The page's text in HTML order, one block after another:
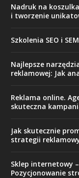
Nadruk na
i tworzenie
Szkolenia SEO i
Najlepsze
reklamowej: Jak
Reklama online.
skuteczna
Jak skutecznie
strategii
Sklep internetowy
Pozycjonowanie